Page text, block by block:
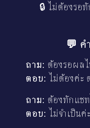
🔒 ไม่ต้องรอ
💬
ถาม: ต้องรอผล
ตอบ: ไม่ต้องค่ะ
ถาม: ต้องทักแช
ตอบ: ไม่จำเป็น